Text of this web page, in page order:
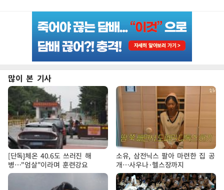
많이 본 기사
[단독]체온 40.6도 쓰러진 해
병…"엄살"이라며 훈련강요
소유, 삼전닉스 팔아 마련한 집 공
개…사우나·헬스장까지